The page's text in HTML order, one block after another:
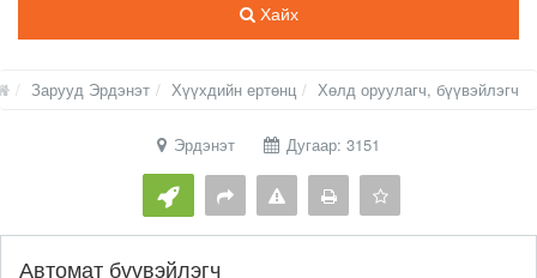
Хайх
Зарууд Эрдэнэт Хүүхдийн ертөнц Хөлд оруулагч, бүүвэйлэгч
Эрдэнэт Дугаар: 3151
Автомат бүүвэйлэгч